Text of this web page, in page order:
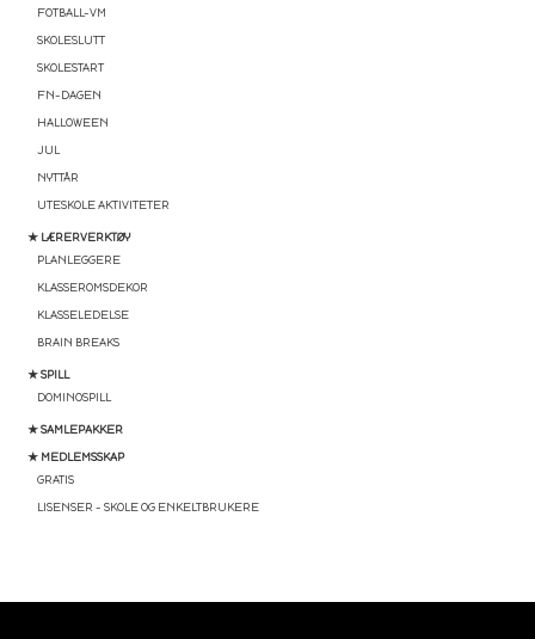
FOTBALL-VM
SKOLESLUTT
SKOLESTART
FN-DAGEN
HALLOWEEN
JUL
NYTTÅR
UTESKOLE AKTIVITETER
★ LÆRERVERKTØY
PLANLEGGERE
KLASSEROMSDEKOR
KLASSELEDELSE
BRAIN BREAKS
★ SPILL
DOMINOSPILL
★ SAMLEPAKKER
★ MEDLEMSSKAP
GRATIS
LISENSER – SKOLE OG ENKELTBRUKERE